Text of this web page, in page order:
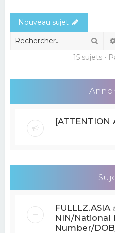
Nouveau sujet
15 sujets •
[ATTENTION
FULLLZ.ASIA
NIN/National
Number/